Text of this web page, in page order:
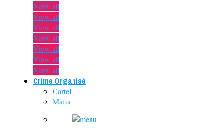
View all
View all
View all
View all
View all
View all
View all
Crime Organisé
Cartel
Mafia